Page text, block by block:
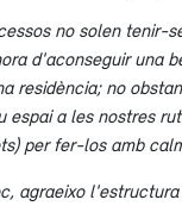
no solen tenir-
d'aconseguir una
residència; no
espai a les nostres
per fer-los amb
agraeixo